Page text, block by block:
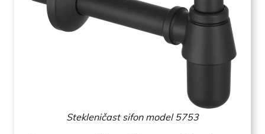
Stekleničast sifon model 5753